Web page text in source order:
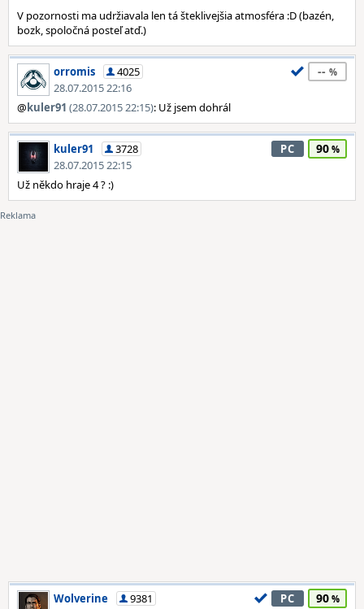
V pozornosti ma udržiavala len tá šteklivejšia atmosféra :D (bazén,
bozk, spoločná posteľ atď.)
orromis
4025
28.07.2015 22:16
--
@kuler91 (28.07.2015 22:15): Už jsem dohrál
kuler91
3728
28.07.2015 22:15
PC 90
Už někdo hraje 4 ? :)
Wolverine
9381
PC 90